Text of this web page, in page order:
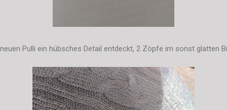
Pulli ein hübsches Detail entdeckt, 2 Zöpfe im sonst glatten